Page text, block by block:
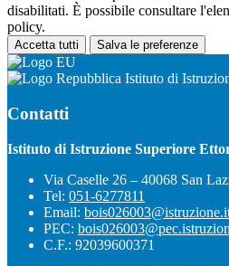
disabilitati. È possibile consultare
policy.
Accetta tutti Salva le preferenze
Istituto di
Contatti
Istituto di Istruzione Superiore
Via Caselle 26 – 40068 San
Tel: 051-6277811
Email:
PEC:
C.F.: 92039600371